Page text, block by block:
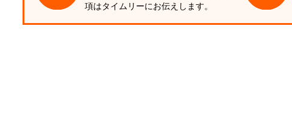
項はタイムリーにお伝えします。